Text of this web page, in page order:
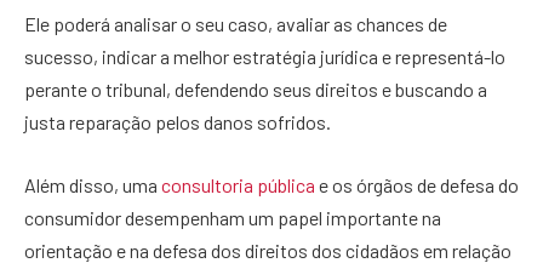
Ele poderá analisar o seu caso, avaliar as chances de
sucesso, indicar a melhor estratégia jurídica e representá-lo
perante o tribunal, defendendo seus direitos e buscando a
justa reparação pelos danos sofridos.
Além disso, uma consultoria pública e os órgãos de defesa do
consumidor desempenham um papel importante na
orientação e na defesa dos direitos dos cidadãos em relação